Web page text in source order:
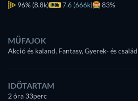
96% (8.8k) 7.6 (666k) 83%
MŰFAJOK
Akció és kaland, Fantasy, Gyerek- és
IDŐTARTAM
2 óra 33perc